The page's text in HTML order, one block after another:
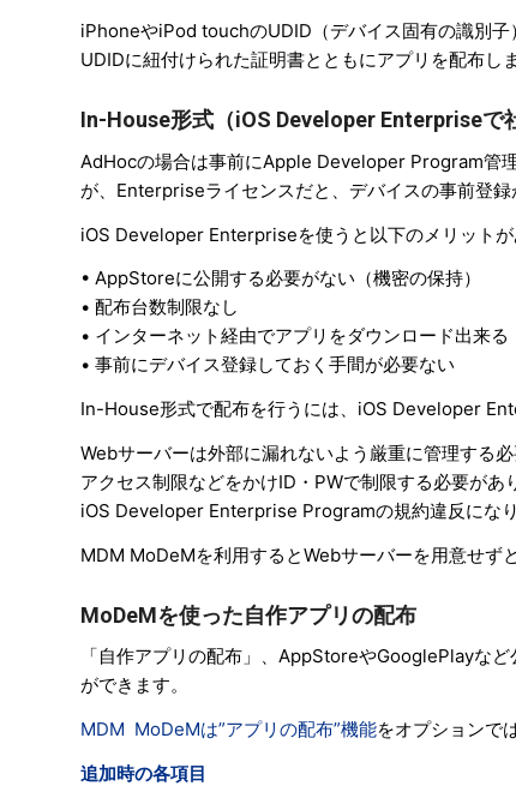
iPhoneやiPod touchのUDID（デバイス固有の識別
UDIDに紐付けられた証明書とともにアプリを配布しま
In-House形式（iOS Developer Enterpriseで
AdHocの場合は事前にApple Developer Program管
が、Enterpriseライセンスだと、デバイスの事前登
iOS Developer Enterpriseを使うと以下のメリットが
• AppStoreに公開する必要がない（機密の保持）
• 配布台数制限なし
• インターネット経由でアプリをダウンロード出来る
• 事前にデバイス登録しておく手間が必要ない
In-House形式で配布を行うには、iOS Developer
Webサーバーは外部に漏れないよう厳重に管理する
アクセス制限などをかけID・PWで制限する必要が
iOS Developer Enterprise Programの規約違反になり
MDM MoDeMを利用するとWebサーバーを用意せず
MoDeMを使った自作アプリの配布
「自作アプリの配布」、AppStoreやGooglePlayな
ができます。
MDM MoDeMは”アプリの配布”機能をオプションで
追加時の各項目